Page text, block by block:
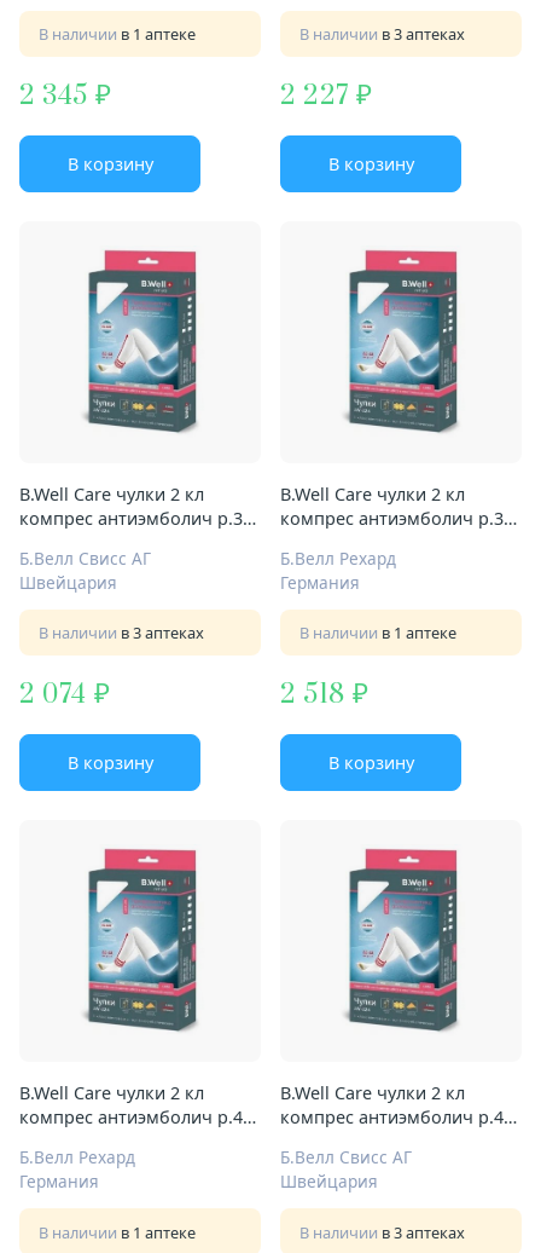
В наличии в 1 аптеке
2 345
В корзину
В наличии в 3 аптеках
2 227
В корзину
B.Well Care чулки 2 кл
компрес антиэмболич р.3
Б.Велл Свисс АГ
Швейцария
В наличии в 3 аптеках
2 074
В корзину
B.Well Care чулки 2 кл
компрес антиэмболич р.3
Б.Велл Рехард
Германия
В наличии в 1 аптеке
2 518
В корзину
B.Well Care чулки 2 кл
компрес антиэмболич р.4
Б.Велл Рехард
Германия
В наличии в 1 аптеке
B.Well Care чулки 2 кл
компрес антиэмболич р.4
Б.Велл Свисс АГ
Швейцария
В наличии в 3 аптеках